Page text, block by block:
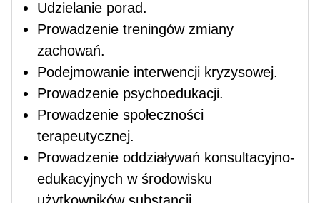
Udzielanie porad.
Prowadzenie treningów zmiany
zachowań.
Podejmowanie interwencji kryzysowej.
Prowadzenie psychoedukacji.
Prowadzenie społeczności
terapeutycznej.
Prowadzenie oddziaływań konsultacyjno-
edukacyjnych w środowisku